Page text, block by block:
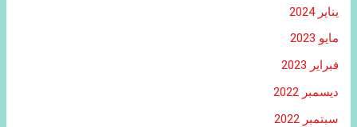
يناير 2024
مايو 2023
فبراير 2023
ديسمبر 2022
سبتمبر 2022